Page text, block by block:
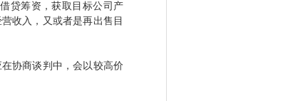
贷筹资，获取目标公司产
收入，又或者是再出售目
协商谈判中，会以较高价